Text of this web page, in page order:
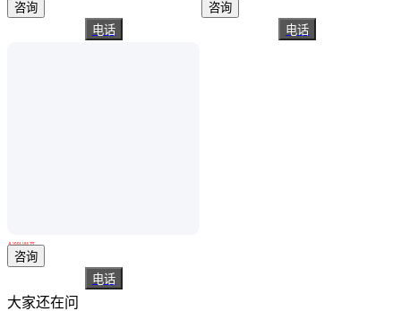
咨询
电话
￥999.00/台
山东青岛
咨询
电话
咨询
电话
大家还在问